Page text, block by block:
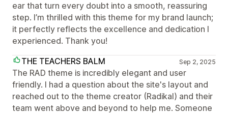
ear that turn every doubt into a smooth, reassuring
step. I’m thrilled with this theme for my brand launch;
it perfectly reflects the excellence and dedication I
experienced. Thank you!
THE TEACHERS BALM
Sep 2, 2025
The RAD theme is incredibly elegant and user
friendly. I had a question about the site's layout and
reached out to the theme creator (Radikal) and their
team went above and beyond to help me. Someone